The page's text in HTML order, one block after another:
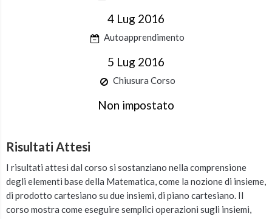
4 Lug 2016
Autoapprendimento
5 Lug 2016
Chiusura Corso
Non impostato
Risultati Attesi
I risultati attesi dal corso si sostanziano nella comprensione
degli elementi base della Matematica, come la nozione di insieme,
di prodotto cartesiano su due insiemi, di piano cartesiano. Il
corso mostra come eseguire semplici operazioni sugli insiemi,